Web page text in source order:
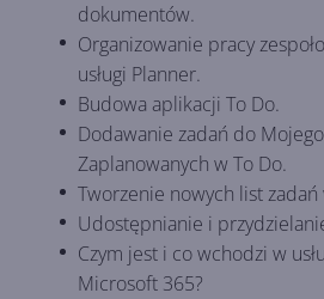
dokumentów.
Organizowanie pracy
usługi Planner.
Budowa aplikacji To Do.
Dodawanie zadań do
Zaplanowanych w To Do.
Tworzenie nowych list zadań
Udostępnianie i
Czym jest i co wchodzi w
Microsoft 365?